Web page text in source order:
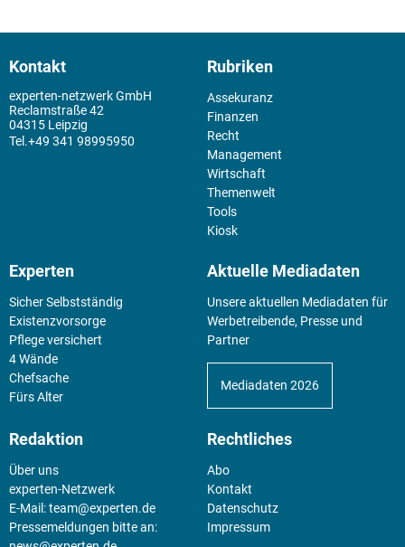
Kontakt
experten-netzwerk GmbH
Reclamstraße 42
04315 Leipzig
+49 341 98995950
Rubriken
Assekuranz
Finanzen
Recht
Management
Wirtschaft
Themenwelt
Tools
Kiosk
Experten
Sicher Selbstständig
Existenz­vorsorge
Pflege versichert
4 Wände
Chefsache
Fürs Alter
Aktuelle Mediadaten
Unsere aktuellen Mediadaten für
Werbetreibende, Presse und
Partner
Mediadaten 2026
Redaktion
Über uns
experten-Netzwerk
E-Mail:team@experten.de
Pressemeldungen bitte an:
Rechtliches
Abo
Kontakt
Datenschutz
Impressum